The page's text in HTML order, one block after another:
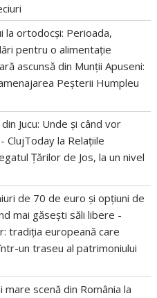
la ortodocși: Perioada,
pentru o alimentație
ascunsă din Munții Apuseni:
Peșterii Humpleu
Jucu: Unde și când vor
ClujToday la Relațiile
Țărilor de Jos, la un nivel
de 70 de euro și opțiuni de
mai găsești săli libere -
tradiția europeană care
un traseu al patrimoniului
scenă din România la